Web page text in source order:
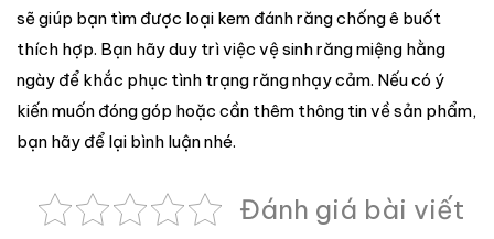
sẽ giúp bạn tìm được loại kem đánh răng chống ê buốt
thích hợp. Bạn hãy duy trì việc vệ sinh răng miệng hằng
ngày để khắc phục tình trạng răng nhạy cảm. Nếu có ý
kiến muốn đóng góp hoặc cần thêm thông tin về sản phẩm,
bạn hãy để lại bình luận nhé.
Đánh giá bài viết